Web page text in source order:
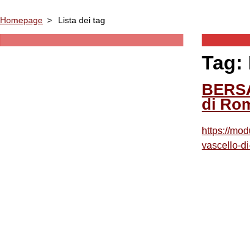
Homepage > Lista dei tag
Tag:
di
https://
vascello-